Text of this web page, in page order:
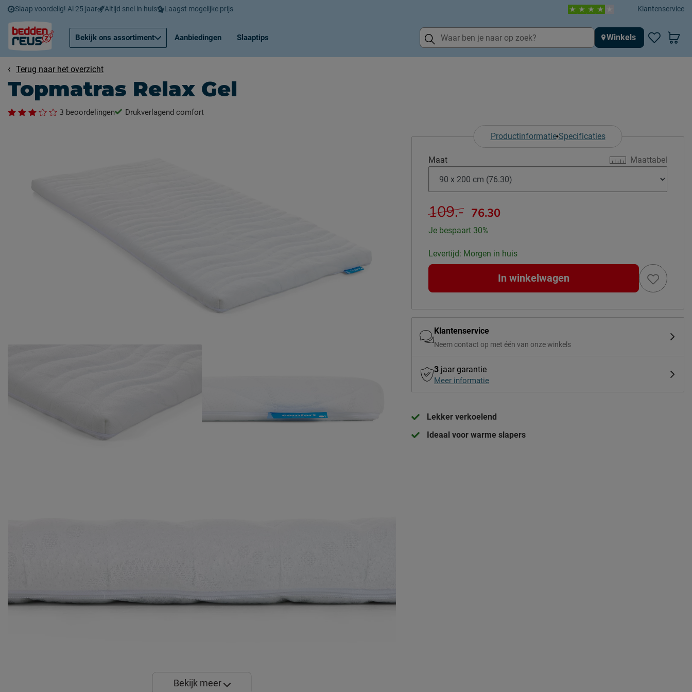
Slaap voordelig! Al 25 jaar Altijd snel in huis Laagst mogelijke prijs Klantenservice
Bekijk ons assortiment Aanbiedingen Slaaptips Winkels
Terug naar het overzicht
Topmatras Relax Gel
3 beoordelingen Drukverlagend comfort
Bekijk meer
Productinformatie Specificaties
Maattabel
Maat
109.- 76.30
Je bespaart 30%
Levertijd: Morgen in huis
In winkelwagen
Klantenservice
Neem contact op met één van onze winkels
3 jaar garantie
Meer informatie
Lekker verkoelend
Ideaal voor warme slapers